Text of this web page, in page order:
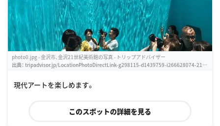
photo0.jpg - 金沢市、金沢21世紀美術館の写真 - トリップアドバイザー
出典： tripadvisor.jp/LocationPhotoDirectLink-g298115-d1439759-i266628074-21st
現代アートを楽しめます。
このスポットの詳細を見る